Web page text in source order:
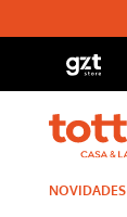
NOVIDADES